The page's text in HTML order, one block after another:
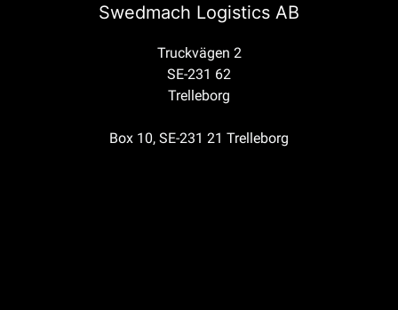
Swedmach Logistics AB
Truckvägen 2
SE-231 62
Trelleborg
Box 10, SE-231 21 Trelleborg